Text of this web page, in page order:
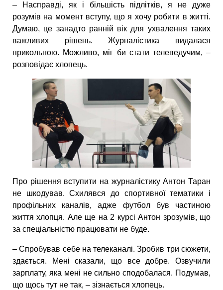
– Насправді, як і більшість підлітків, я не дуже
розумів на момент вступу, що я хочу робити в житті.
Думаю, це занадто ранній вік для ухвалення таких
важливих рішень. Журналістика видалася
прикольною. Можливо, міг би стати телеведучим, –
розповідає хлопець.
Про рішення вступити на журналістику Антон Таран
не шкодував. Схилявся до спортивної тематики і
профільних каналів, адже футбол був частиною
життя хлопця. Але ще на 2 курсі Антон зрозумів, що
за спеціальністю працювати не буде.
– Спробував себе на телеканалі. Зробив три сюжети,
здається. Мені сказали, що все добре. Озвучили
зарплату, яка мені не сильно сподобалася. Подумав,
що щось тут не так, – зізнається хлопець.